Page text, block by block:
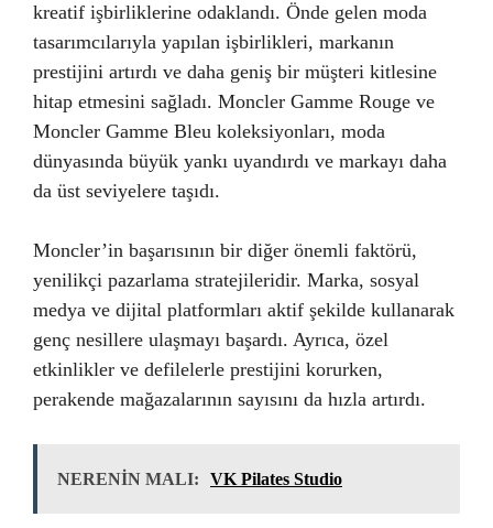
kreatif işbirliklerine odaklandı. Önde gelen moda
tasarımcılarıyla yapılan işbirlikleri, markanın
prestijini artırdı ve daha geniş bir müşteri kitlesine
hitap etmesini sağladı. Moncler Gamme Rouge ve
Moncler Gamme Bleu koleksiyonları, moda
dünyasında büyük yankı uyandırdı ve markayı daha
da üst seviyelere taşıdı.
Moncler’in başarısının bir diğer önemli faktörü,
yenilikçi pazarlama stratejileridir. Marka, sosyal
medya ve dijital platformları aktif şekilde kullanarak
genç nesillere ulaşmayı başardı. Ayrıca, özel
etkinlikler ve defilelerle prestijini korurken,
perakende mağazalarının sayısını da hızla artırdı.
NERENİN MALI: VK Pilates Studio